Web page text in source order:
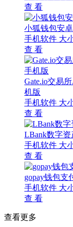
查 看
小狐钱包安
手机软件 大
查 看
Gate.io交易
机版
手机软件 大
查 看
LBank数字
手机软件 大
查 看
gopay钱包支
手机软件 大
查 看
查看更多